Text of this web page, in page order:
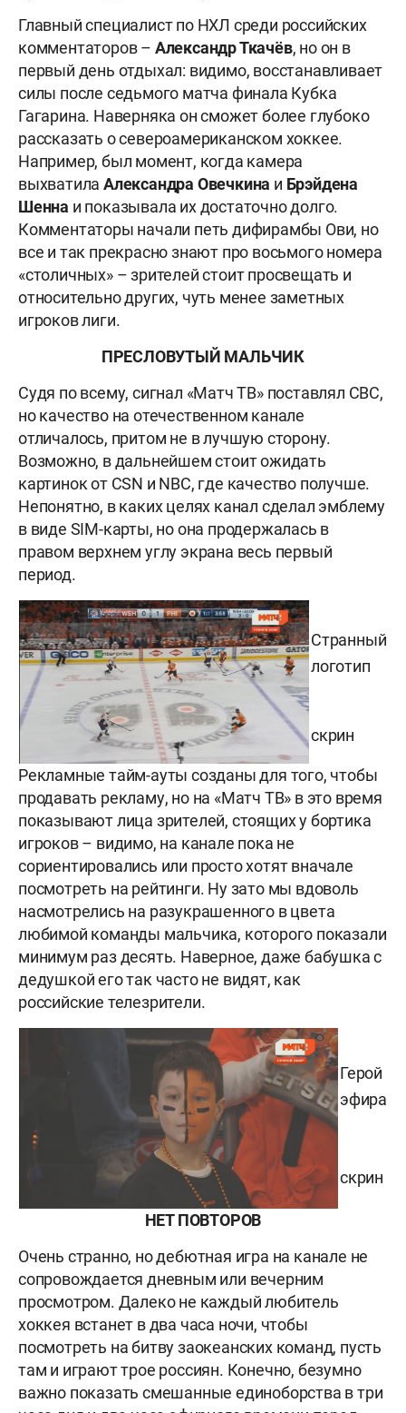
Главный специалист по НХЛ среди российских
комментаторов – Александр Ткачёв, но он в
первый день отдыхал: видимо, восстанавливает
силы после седьмого матча финала Кубка
Гагарина. Наверняка он сможет более глубоко
рассказать о североамериканском хоккее.
Например, был момент, когда камера
выхватила Александра Овечкина и Брэйдена
Шенна и показывала их достаточно долго.
Комментаторы начали петь дифирамбы Ови, но
все и так прекрасно знают про восьмого номера
«столичных» – зрителей стоит просвещать и
относительно других, чуть менее заметных
игроков лиги.
ПРЕСЛОВУТЫЙ МАЛЬЧИК
Судя по всему, сигнал «Матч ТВ» поставлял CBC,
но качество на отечественном канале
отличалось, притом не в лучшую сторону.
Возможно, в дальнейшем стоит ожидать
картинок от CSN и NBC, где качество получше.
Непонятно, в каких целях канал сделал эмблему
в виде SIM-карты, но она продержалась в
правом верхнем углу экрана весь первый
период.
Странный
логотип
скрин
Рекламные тайм-ауты созданы для того, чтобы
продавать рекламу, но на «Матч ТВ» в это время
показывают лица зрителей, стоящих у бортика
игроков – видимо, на канале пока не
сориентировались или просто хотят вначале
посмотреть на рейтинги. Ну зато мы вдоволь
насмотрелись на разукрашенного в цвета
любимой команды мальчика, которого показали
минимум раз десять. Наверное, даже бабушка с
дедушкой его так часто не видят, как
российские телезрители.
Герой
эфира
скрин
НЕТ ПОВТОРОВ
Очень странно, но дебютная игра на канале не
сопровождается дневным или вечерним
просмотром. Далеко не каждый любитель
хоккея встанет в два часа ночи, чтобы
посмотреть на битву заокеанских команд, пусть
там и играют трое россиян. Конечно, безумно
важно показать смешанные единоборства в три